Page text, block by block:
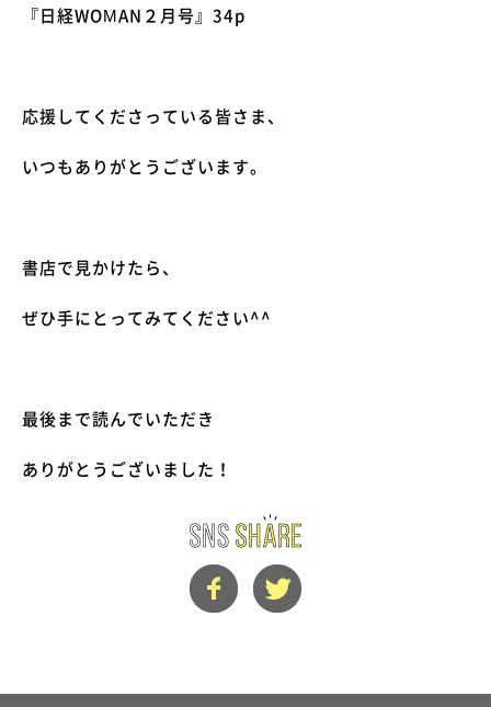
『日経WOMAN ２月号』 34p
応援してくださっている皆さま、
いつもありがとうございます。
書店で見かけたら、
ぜひ手にとってみてください^^
最後まで読んでいただき
ありがとうございました！